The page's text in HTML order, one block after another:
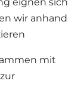
wir anhand
mit